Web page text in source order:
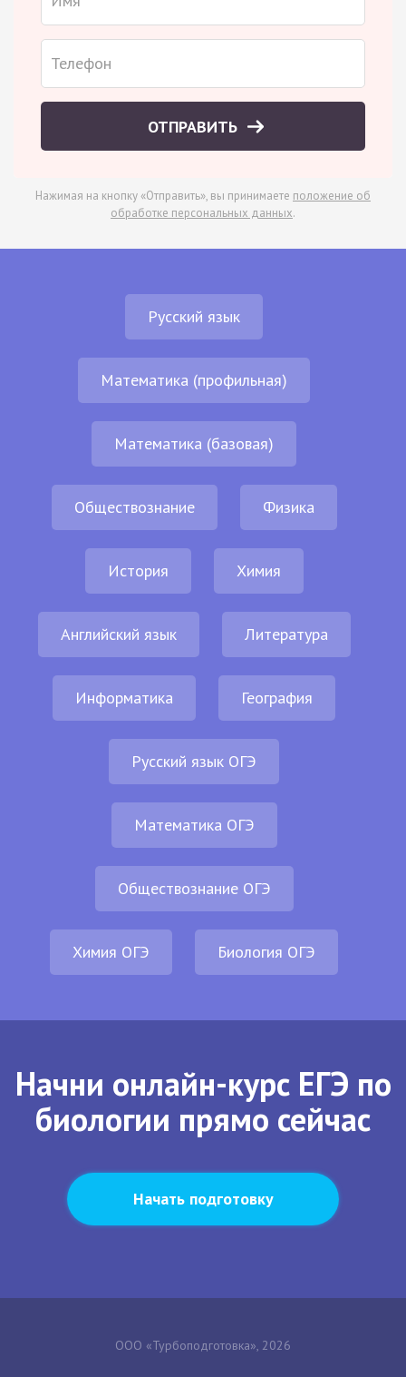
ОТПРАВИТЬ
Нажимая на кнопку «Отправить», вы принимаете положение об
обработке персональных данных.
Русский язык
Математика (профильная)
Математика (базовая)
Обществознание Физика
История Химия
Английский язык Литература
Информатика География
Русский язык ОГЭ
Математика ОГЭ
Обществознание ОГЭ
Химия ОГЭ Биология ОГЭ
Начни онлайн-курс ЕГЭ по
биологии прямо сейчас
Начать подготовку
ООО «Турбоподготовка», 2026